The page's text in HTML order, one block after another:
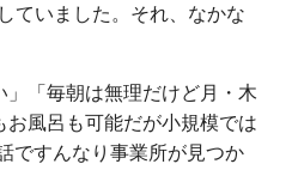
ていました。それ、なかな
」「毎朝は無理だけど月・木
風呂も可能だが小規模では
ですんなり事業所が見つか